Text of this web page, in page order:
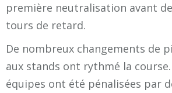
première neutralisation avant
tours de retard.
De nombreux changements de
aux stands ont rythmé la
équipes ont été pénalisées par